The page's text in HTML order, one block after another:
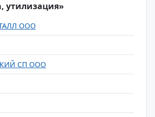
утилизация»
ООО
СП ООО